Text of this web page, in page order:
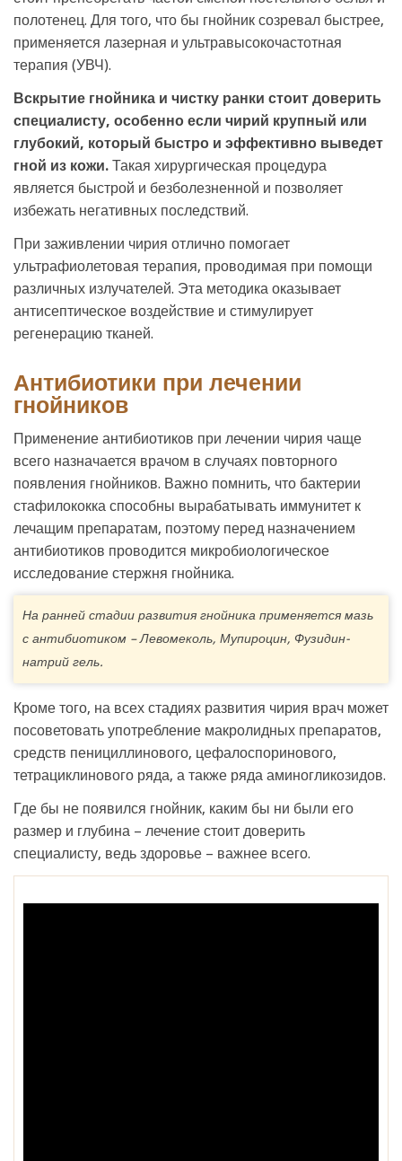
полотенец. Для того, что бы гнойник созревал быстрее,
применяется лазерная и ультравысокочастотная
терапия (УВЧ).
Вскрытие гнойника и чистку ранки стоит доверить
специалисту, особенно если чирий крупный или
глубокий, который быстро и эффективно выведет
гной из кожи. Такая хирургическая процедура
является быстрой и безболезненной и позволяет
избежать негативных последствий.
При заживлении чирия отлично помогает
ультрафиолетовая терапия, проводимая при помощи
различных излучателей. Эта методика оказывает
антисептическое воздействие и стимулирует
регенерацию тканей.
Антибиотики при лечении
гнойников
Применение антибиотиков при лечении чирия чаще
всего назначается врачом в случаях повторного
появления гнойников. Важно помнить, что бактерии
стафилококка способны вырабатывать иммунитет к
лечащим препаратам, поэтому перед назначением
антибиотиков проводится микробиологическое
исследование стержня гнойника.
На ранней стадии развития гнойника применяется мазь
с антибиотиком – Левомеколь, Мупироцин, Фузидин-
натрий гель.
Кроме того, на всех стадиях развития чирия врач может
посоветовать употребление макролидных препаратов,
средств пенициллинового, цефалоспоринового,
тетрациклинового ряда, а также ряда аминогликозидов.
Где бы не появился гнойник, каким бы ни были его
размер и глубина – лечение стоит доверить
специалисту, ведь здоровье – важнее всего.